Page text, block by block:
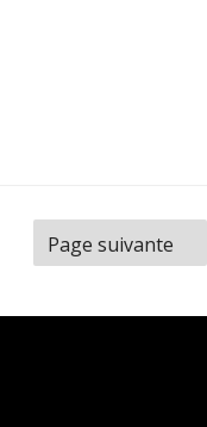
Page suivante